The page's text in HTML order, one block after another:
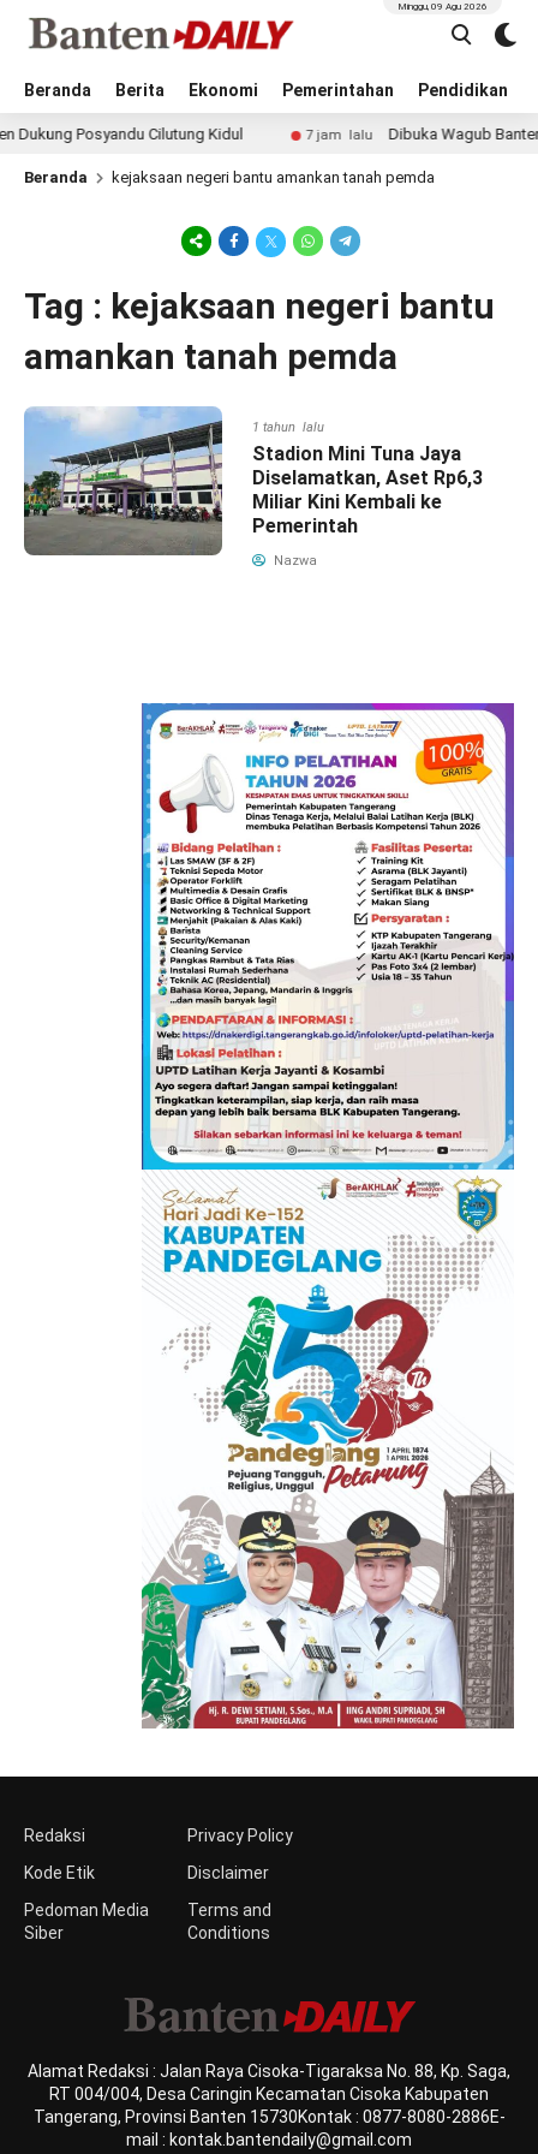
Beranda Berita Ekonomi Pemerintahan Pendidikan
Minggu, 09 Agu 2026
Posyandu Cilutung Kidul 7 jam lalu Dibuka Wagub Banten,
Beranda kejaksaan negeri bantu amankan tanah pemda
Tag : kejaksaan negeri bantu
amankan tanah pemda
1 tahun lalu
Stadion Mini Tuna Jaya
Diselamatkan, Aset Rp6,3
Miliar Kini Kembali ke
Pemerintah
Nazwa
Redaksi
Kode Etik
Pedoman Media
Siber
Privacy Policy
Disclaimer
Terms and
Conditions
Alamat Redaksi : Jalan Raya Cisoka-Tigaraksa No. 88, Kp. Saga,
RT 004/004, Desa Caringin Kecamatan Cisoka Kabupaten
Tangerang, Provinsi Banten 15730Kontak : 0877-8080-2886E-
mail : kontak.bantendaily@gmail.com